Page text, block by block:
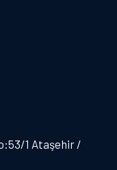
1 Ataşehir /